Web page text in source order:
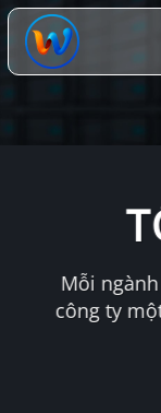
Chuyển
đến
dung
Mỗi
công ty